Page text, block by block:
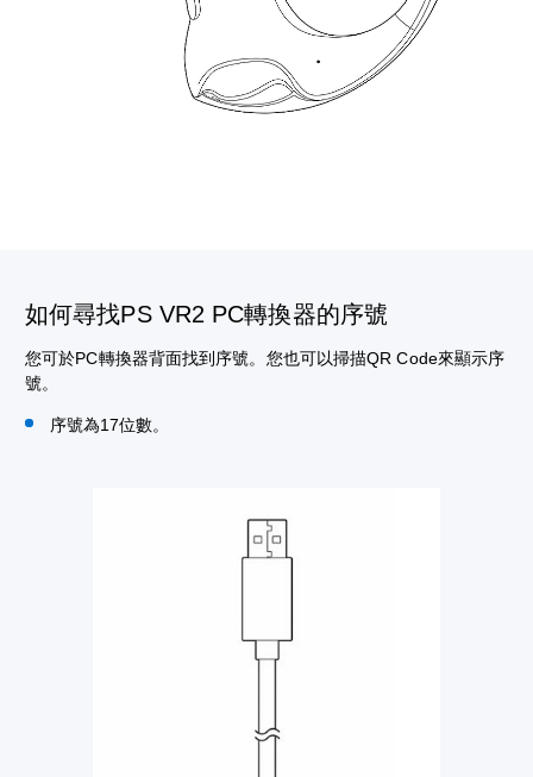
如何尋找PS VR2 PC轉換器的序號
您可於PC轉換器背面找到序號。您也可以掃描QR Code來顯示序
號。
序號為17位數。